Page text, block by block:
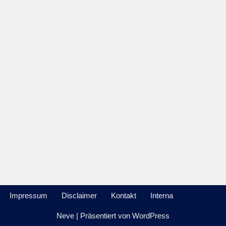
Impressum Disclaimer Kontakt Interna
Neve | Präsentiert von WordPress